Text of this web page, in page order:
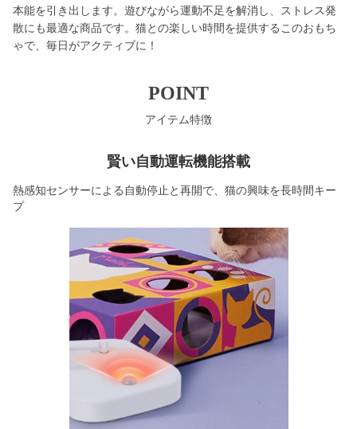
本能を引き出します。遊びながら運動不足を解消し、ストレス発
散にも最適な商品です。猫との楽しい時間を提供するこのおもち
ゃで、毎日がアクティブに！
POINT
アイテム特徴
賢い自動運転機能搭載
熱感知センサーによる自動停止と再開で、猫の興味を長時間キー
プ